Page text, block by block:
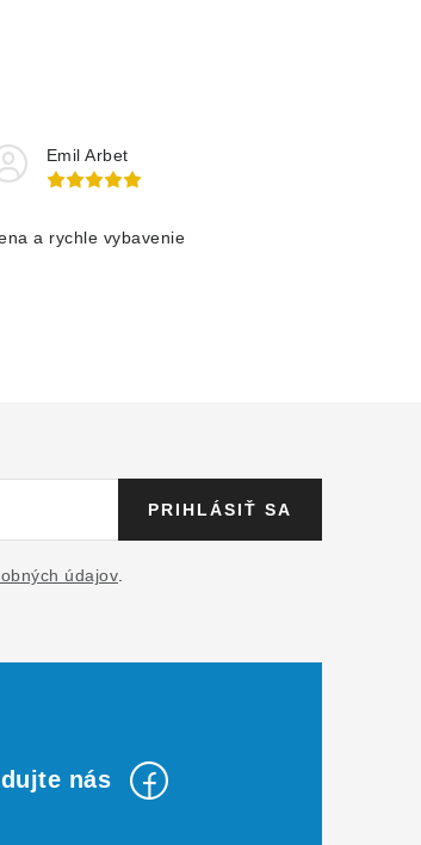
Emil Arbet
a rychle vybavenie
údajov
PRIHLÁSIŤ SA